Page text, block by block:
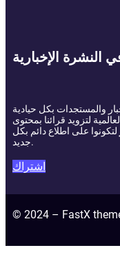
والمستجدات بكل حيادية
لتزويد قرائنا بمحتوى
لتكونوا على اطلاع دائم بكل
جديد.
اشتراك
© 2024 – FastX